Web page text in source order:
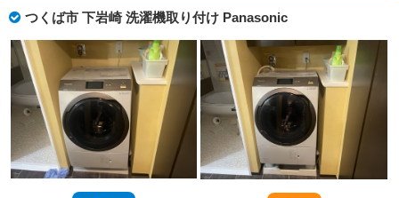
つくば市 下岩崎 洗濯機取り付け Panasonic